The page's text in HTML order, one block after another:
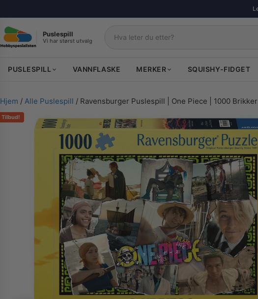
Puslespill
Vi har størst utvalg Søk
PUSLESPILL VANNFLASKE MERKER SQUISHY-FIDGET
Hjem / Alle Puslespill / Ravensburger Puslespill | One Piece | 1000 Brikker
Tilbud!